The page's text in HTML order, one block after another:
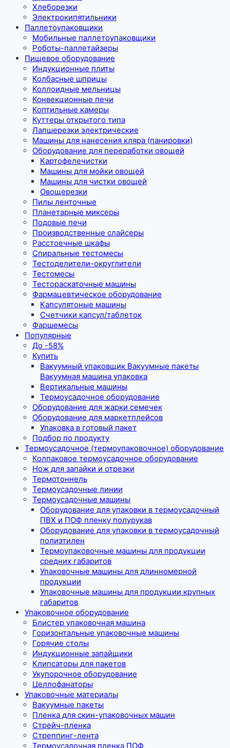
Хлеборезки
Электрокипятильники
Паллетоупаковщики
Мобильные паллетоупаковщики
Роботы-паллетайзеры
Пищевое оборудование
Индукционные плиты
Колбасные шприцы
Коллоидные мельницы
Конвекционные печи
Коптильные камеры
Куттеры открытого типа
Лапшерезки электрические
Машины для нанесения кляра (панировки)
Оборудование для переработки овощей
Картофелечистки
Машины для мойки овощей
Машины для чистки овощей
Овощерезки
Пилы ленточные
Планетарные миксеры
Подовые печи
Производственные слайсеры
Расстоечные шкафы
Спиральные тестомесы
Тестоделители-округлители
Тестомесы
Тестораскаточные машины
Фармацевтическое оборудование
Капсулятоные машины
Счетчики капсул/таблеток
Фаршемесы
Популярные
До -58%
Купить
Вакуумный упаковщик Вакуумные пакеты
Вакуумная машина упаковка
Вертикальные машины
Термоусадочное оборудование
Оборудование для жарки семечек
Оборудование для маркетплейсов
Упаковка в готовый пакет
Подбор по продукту
Термоусадочное (термоупаковочное) оборудование
Колпаковое термоусадочное оборудование
Нож для запайки и отрезки
Термотоннель
Термоусадочные линии
Термоусадочные машины
Оборудование для упаковки в термоусадочный
ПВХ и ПОФ пленку полурукав
Оборудование для упаковки в термоусадочный
полиэтилен
Термоупаковочные машины для продукции
средних габаритов
Упаковочные машины для длинномерной
продукции
Упаковочные машины для продукции крупных
габаритов
Упаковочное оборудование
Блистер упаковочная машина
Горизонтальные упаковочные машины
Горячие столы
Индукционные запайщики
Клипсаторы для пакетов
Укупорочное оборудование
Целлофанаторы
Упаковочные материалы
Вакуумные пакеты
Пленка для скин-упаковочных машин
Стрейч-пленка
Стреппинг-лента
Термоусадочная пленка ПОФ